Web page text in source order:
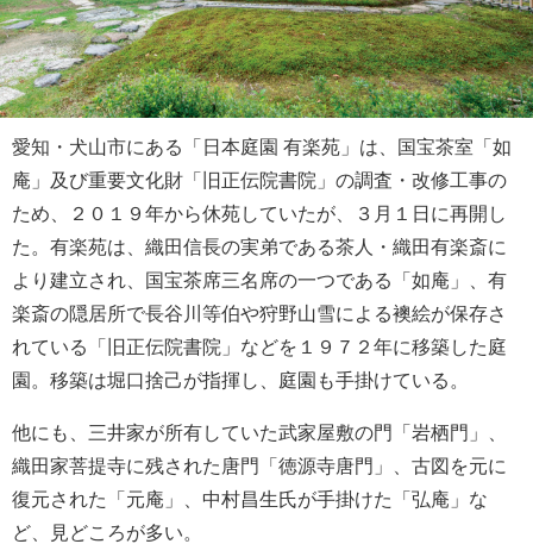
愛知・犬山市にある「日本庭園 有楽苑」は、国宝茶室「如
庵」及び重要文化財「旧正伝院書院」の調査・改修工事の
ため、２０１９年から休苑していたが、３月１日に再開し
た。有楽苑は、織田信長の実弟である茶人・織田有楽斎に
より建立され、国宝茶席三名席の一つである「如庵」、有
楽斎の隠居所で長谷川等伯や狩野山雪による襖絵が保存さ
れている「旧正伝院書院」などを１９７２年に移築した庭
園。移築は堀口捨己が指揮し、庭園も手掛けている。
他にも、三井家が所有していた武家屋敷の門「岩栖門」、
織田家菩提寺に残された唐門「徳源寺唐門」、古図を元に
復元された「元庵」、中村昌生氏が手掛けた「弘庵」な
ど、見どころが多い。